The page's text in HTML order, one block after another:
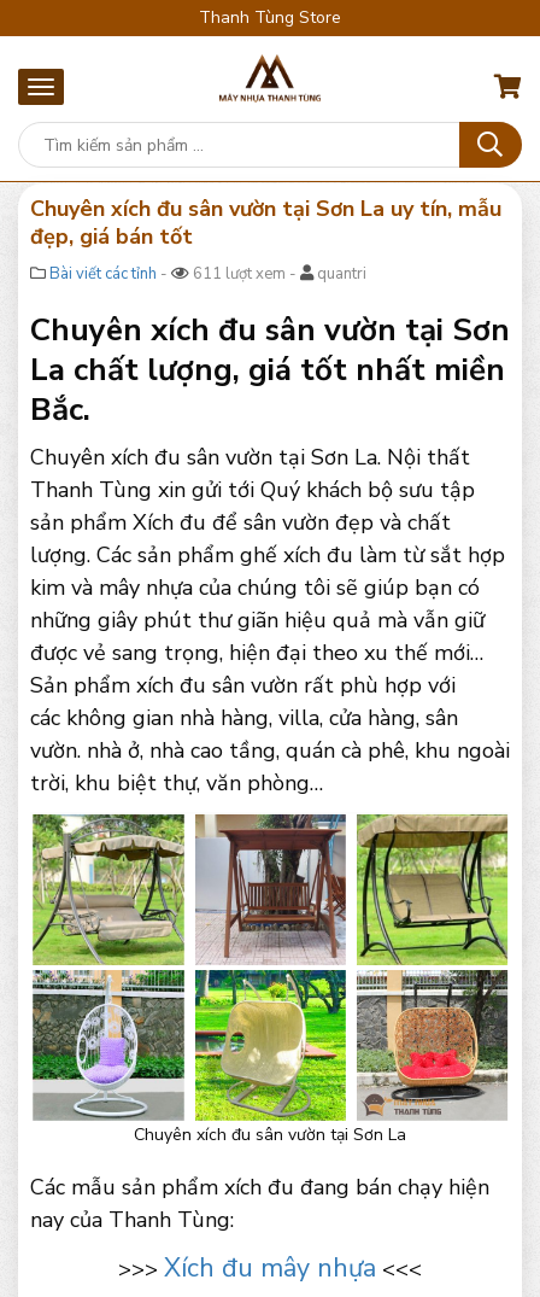
Thanh Tùng Store
Chuyên xích đu sân vườn tại Sơn La uy tín, mẫu
đẹp, giá bán tốt
Bài viết các tỉnh - 611 lượt xem - quantri
Chuyên xích đu sân vườn tại Sơn
La chất lượng, giá tốt nhất miền
Bắc.
Chuyên xích đu sân vườn tại Sơn La. Nội thất
Thanh Tùng xin gửi tới Quý khách bộ sưu tập
sản phẩm Xích đu để sân vườn đẹp và chất
lượng. Các sản phẩm ghế xích đu làm từ sắt hợp
kim và mây nhựa của chúng tôi sẽ giúp bạn có
những giây phút thư giãn hiệu quả mà vẫn giữ
được vẻ sang trọng, hiện đại theo xu thế mới…
Sản phẩm xích đu sân vườn rất phù hợp với
các không gian nhà hàng, villa, cửa hàng, sân
vườn. nhà ở, nhà cao tầng, quán cà phê, khu ngoài
trời, khu biệt thự, văn phòng…
Chuyên xích đu sân vườn tại Sơn La
Các mẫu sản phẩm xích đu đang bán chạy hiện
nay của Thanh Tùng:
>>> Xích đu mây nhựa <<<